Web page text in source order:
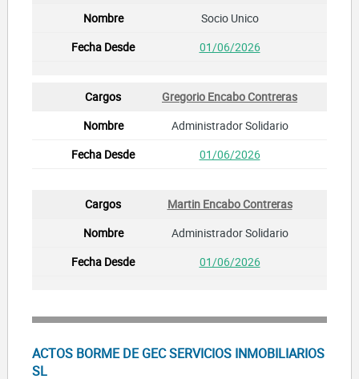
Socio Unico
01/06/2026
Gregorio Encabo Contreras
Administrador Solidario
01/06/2026
Martin Encabo Contreras
Administrador Solidario
01/06/2026
ACTOS BORME DE GEC SERVICIOS INMOBILIARIOS
SL